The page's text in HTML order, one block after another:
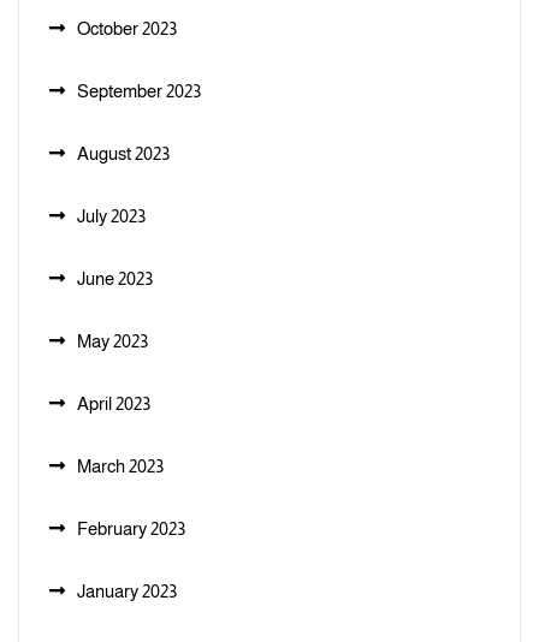
October 2023
September 2023
August 2023
July 2023
June 2023
May 2023
April 2023
March 2023
February 2023
January 2023